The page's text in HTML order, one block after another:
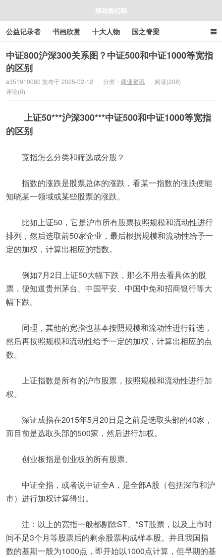
感动我们网
公益记录者 书画欣赏 十大人物 国之脊梁
好人好事 感人资讯 商业资讯 在线工具箱
中证800沪深300关系图？中证500和中证1000等宽指
的区别
a351910080 发布于 2025-02-12 分类： 商业资讯
阅读(208)
评论(0)
上证50***沪深300***中证500和中证1000等宽指
的区别
宽指怎么分类和筛选成分股？
指数的涨跌是股票总体的涨跌，看某一指数的涨跌便能
知晓某一领域或某些股票的涨跌。
比如上证50，它是沪市所有股票按照规模和流动性进行
排列，然后选取前50家企业，最后根据规模和流动性给予一
定的加权，计算出相应的指数。
例如7月2日上证50大幅下跌，那么不用去看具体的股
票，便知道贵州茅台、中国平安、中国中免和招商银行等大
幅下跌。
同理，其他的宽指也基本按照规模和流动性进行筛选，
然后再按照规模和流动性给予一定的加权，计算出相应的点
数。
上证指数是所有的沪市股票，按照规模和流动性进行加
权。
深证成指在2015年5月20日是之前是选取头部的40家，
而目前是选取头部的500家，然后进行加权。
创业板指是创业板的所有股票。
中证全指，或者说中证全A，是全部A股（包括深市和沪
市）进行加权计算得出。
注：以上的宽指一般都剔除ST、*ST股票，以及上市时
间不足3个月等股票后的剩余股票构成样本股。并且我国指
数的基期一般为1000点，即开始以1000点计算，但早期的基